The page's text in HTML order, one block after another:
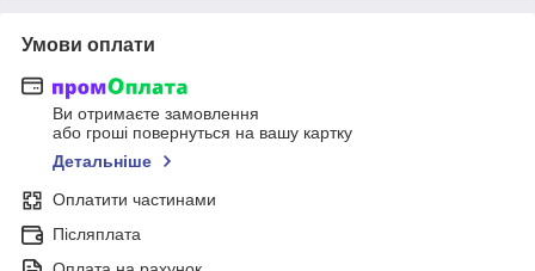
Умови оплати
Ви отримаєте замовлення
або гроші повернуться на вашу картку
Детальніше
Оплатити частинами
Післяплата